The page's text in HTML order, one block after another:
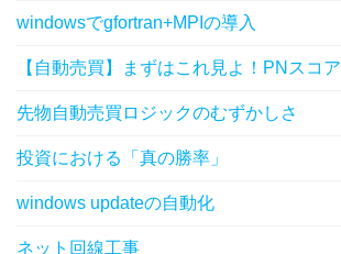
windowsでgfortran+MPIの導入
【自動売買】まずはこれ見よ！PNスコア
先物自動売買ロジックのむずかしさ
投資における「真の勝率」
windows updateの自動化
ネット回線工事